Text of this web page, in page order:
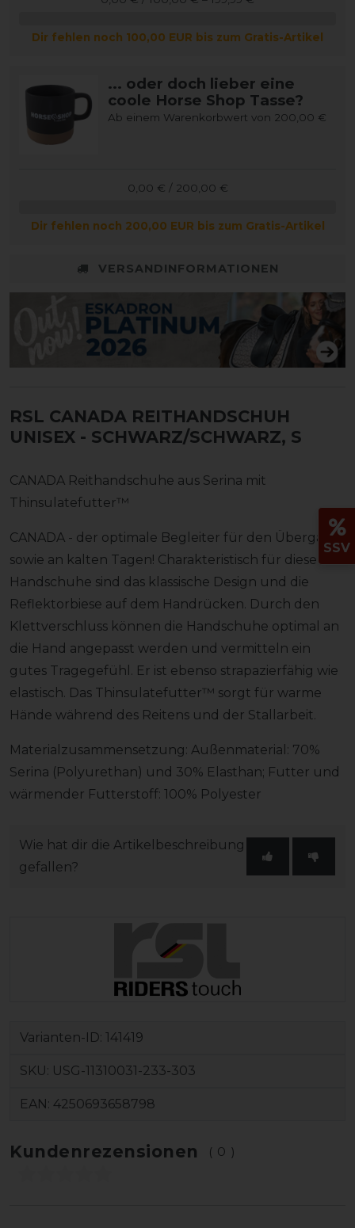
Dir fehlen noch 100,00 EUR bis zum Gratis-Artikel
... oder doch lieber eine
coole Horse Shop Tasse?
Ab einem Warenkorbwert von 200,00 €
0,00 € / 200,00 €
Dir fehlen noch 200,00 EUR bis zum Gratis-Artikel
VERSANDINFORMATIONEN
RSL CANADA REITHANDSCHUH
UNISEX - SCHWARZ/SCHWARZ, S
CANADA Reithandschuhe aus Serina mit
Thinsulatefutter™
CANADA - der optimale Begleiter für den Übergang,
sowie an kalten Tagen! Charakteristisch für diese
Handschuhe sind das klassische Design und die
Reflektorbiese auf dem Handrücken. Durch den
Klettverschluss können die Handschuhe optimal an
die Hand angepasst werden und vermitteln ein
gutes Tragegefühl. Er ist ebenso strapazierfähig wie
elastisch. Das Thinsulatefutter™ sorgt für warme
Hände während des Reitens und der Stallarbeit.
Materialzusammensetzung: Außenmaterial: 70%
Serina (Polyurethan) und 30% Elasthan; Futter und
wärmender Futterstoff: 100% Polyester
Wie hat dir die Artikelbeschreibung
gefallen?
Varianten-ID: 141419
SKU: USG-11310031-233-303
EAN: 4250693658798
Kundenrezensionen (0)
SSV